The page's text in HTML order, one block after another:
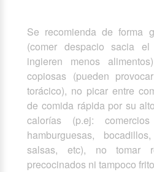
Se recomienda de forma
(comer despacio sacia
ingieren menos
copiosas (pueden
torácico), no picar entre
de comida rápida por su
calorías (p.ej:
hamburguesas,
salsas, etc), no tomar
precocinados ni tampoco